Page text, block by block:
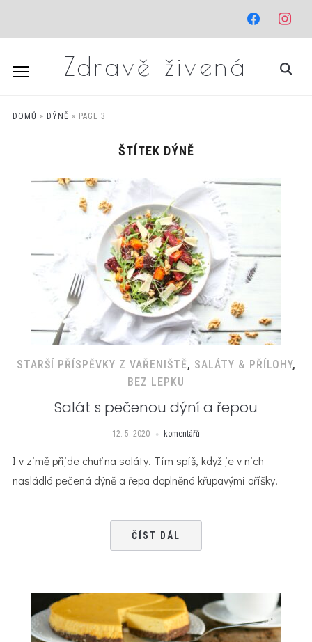
facebook
Zdravě živená
DOMŮ » DÝNĚ » PAGE 3
ŠTÍTEK DÝNĚ
STARŠÍ PŘÍSPĚVKY Z VAŘENIŠTĚ, SALÁTY & PŘÍLOHY,
BEZ LEPKU
Salát s pečenou dýní a řepou
12. 5. 2020 komentářů
I v zimě přijde chuť na saláty. Tím spíš, když je v nich
nasládlá pečená dýně a řepa doplněná křupavými oříšky.
ČÍST DÁL